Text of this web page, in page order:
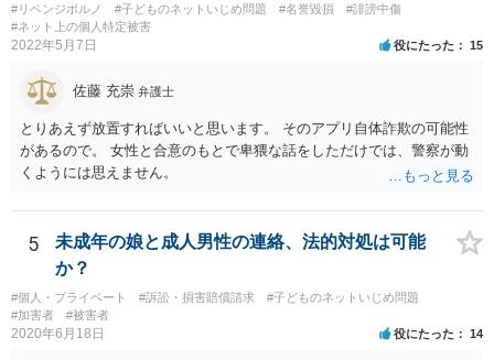
#リベンジポルノ #子どものネットいじめ問題 #名誉毀損
#誹謗中傷
#ネット上の個人特定被害
2022年5月7日 役にたった 15
佐藤 充崇 弁護士
とりあえず放置すればいいと思います。 そのアプリ自体詐欺の可能性
があるので。 女性と合意のもとで卑猥な話をしただけでは、警察が動
くようには思えません。
5
未成年の娘と成人男性の連絡、法的対処は可能
か？
#個人・プライベート #訴訟・損害賠償請求
#子どものネットいじめ問題
#加害者
#被害者
2020年6月18日 役にたった 14